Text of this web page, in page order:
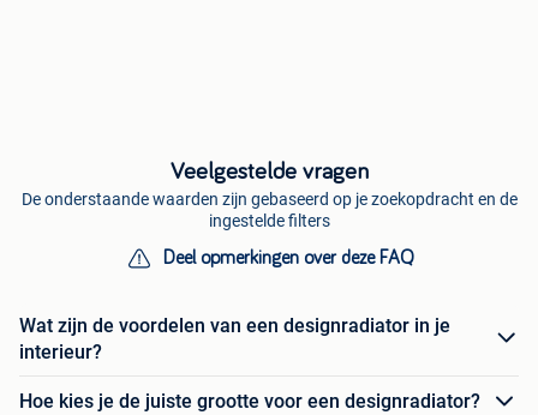
Veelgestelde vragen
De onderstaande waarden zijn gebaseerd op je zoekopdracht en de
ingestelde filters
Deel opmerkingen over deze FAQ
Wat zijn de voordelen van een designradiator in je
interieur?
Hoe kies je de juiste grootte voor een designradiator?